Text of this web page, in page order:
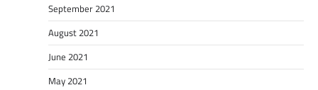
September 2021
August 2021
June 2021
May 2021